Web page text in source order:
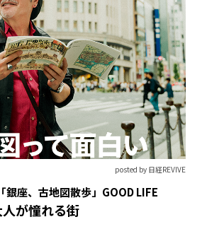
posted by 日経REVIVE
銀座、古地図散歩」GOOD LIFE
が憧れる街